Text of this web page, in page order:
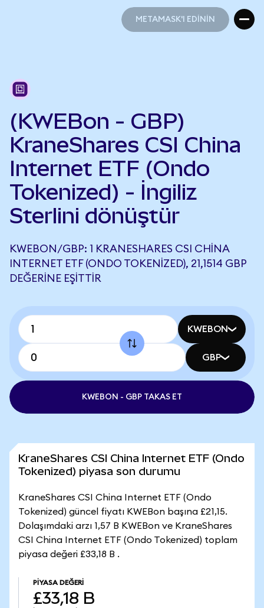
METAMASK'I EDİNİN
(KWEBon - GBP)
KraneShares CSI China
Internet ETF (Ondo
Tokenized) - İngiliz
Sterlini dönüştür
KWEBON/GBP: 1 KRANESHARES CSI CHINA
INTERNET ETF (ONDO TOKENIZED), 21,1514 GBP
DEĞERINE EŞITTIR
KWEBON
GBP
KWEBON - GBP TAKAS ET
KraneShares CSI China Internet ETF (Ondo
Tokenized) piyasa son durumu
KraneShares CSI China Internet ETF (Ondo
Tokenized) güncel fiyatı KWEBon başına £21,15.
Dolaşımdaki arzı 1,57 B KWEBon ve KraneShares
CSI China Internet ETF (Ondo Tokenized) toplam
piyasa değeri £33,18 B .
PIYASA DEĞERI
£33,18 B